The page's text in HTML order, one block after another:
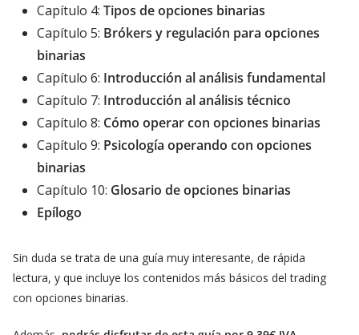
Capítulo 4: Tipos de opciones binarias
Capítulo 5: Brókers y regulación para opciones
binarias
Capítulo 6: Introducción al análisis fundamental
Capítulo 7: Introducción al análisis técnico
Capítulo 8: Cómo operar con opciones binarias
Capítulo 9: Psicología operando con opciones
binarias
Capítulo 10: Glosario de opciones binarias
Epílogo
Sin duda se trata de una guía muy interesante, de rápida
lectura, y que incluye los contenidos más básicos del trading
con opciones binarias.